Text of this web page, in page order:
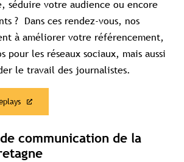
séduire votre audience ou encore
? Dans ces rendez-vous, nos
à améliorer votre référencement,
pour les réseaux sociaux, mais aussi
le travail des journalistes.
communication de la